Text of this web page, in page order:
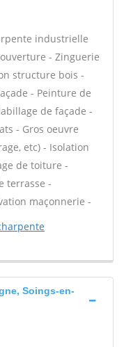
industrielle
- Zinguerie
structure bois -
- Peinture de
de façade -
- Gros oeuvre
etc) - Isolation
de toiture -
terrasse -
maçonnerie -
Soings-en-